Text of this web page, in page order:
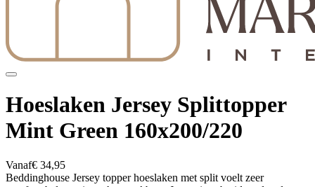
Hoeslaken Jersey Splittopper
Mint Green 160x200/220
Vanaf€ 34,95
Beddinghouse Jersey topper hoeslaken met split voelt zeer